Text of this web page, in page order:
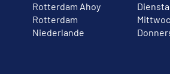
Rotterdam Ahoy
Rotterdam
Niederlande